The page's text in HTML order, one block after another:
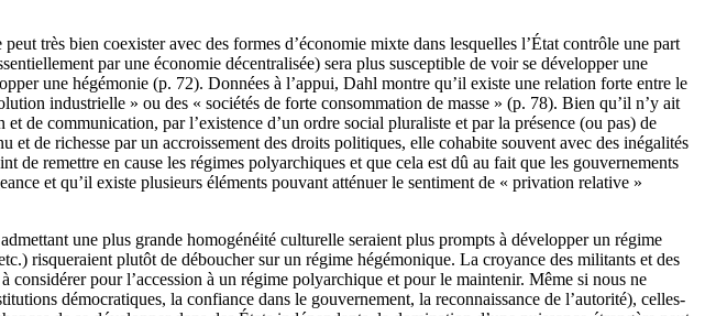
très bien coexister avec des formes d’économie mixte dans lesquelles l’État contrôle une part
par une économie décentralisée) sera plus susceptible de voir se développer une
une hégémonie (p. 72). Données à l’appui, Dahl montre qu’il existe une relation forte entre le
industrielle » ou des « sociétés de forte consommation de masse » (p. 78). Bien qu’il n’y ait
de communication, par l’existence d’un ordre social pluraliste et par la présence (ou pas) de
de richesse par un accroissement des droits politiques, elle cohabite souvent avec des inégalités
de remettre en cause les régimes polyarchiques et que cela est dû au fait que les gouvernements
et qu’il existe plusieurs éléments pouvant atténuer le sentiment de « privation relative »
une plus grande homogénéité culturelle seraient plus prompts à développer un régime
risqueraient plutôt de déboucher sur un régime hégémonique. La croyance des militants et des
pour l’accession à un régime polyarchique et pour le maintenir. Même si nous ne
démocratiques, la confiance dans le gouvernement, la reconnaissance de l’autorité), celles-